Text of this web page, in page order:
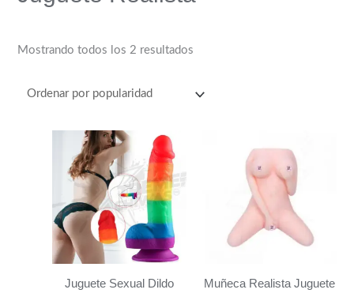
Mostrando todos los 2 resultados
Juguete Sexual Dildo
Muñeca Realista Juguete